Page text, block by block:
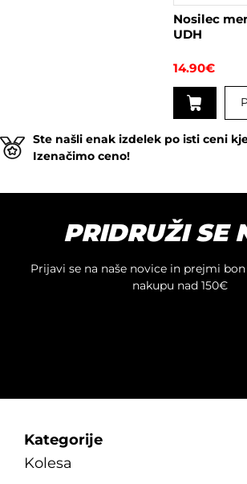
Nosilec
UDH
14.90€
Ste našli enak izdelek po isti ceni
Izenačimo ceno!
PRIDRUŽI SE
Prijavi se na naše novice in prejmi
nakupu nad 150€
Kategorije
Kolesa